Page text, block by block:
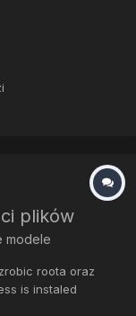
gdyż miałem
mój kolega zrobił
plików
modele
roota oraz
is instaled